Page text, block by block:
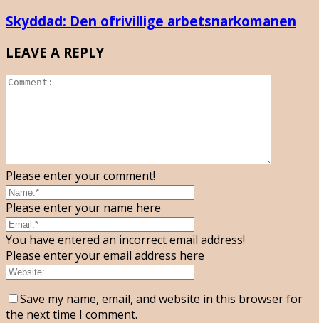
Skyddad: Den ofrivillige arbetsnarkomanen
LEAVE A REPLY
Please enter your comment!
Please enter your name here
You have entered an incorrect email address!
Please enter your email address here
Save my name, email, and website in this browser for
the next time I comment.